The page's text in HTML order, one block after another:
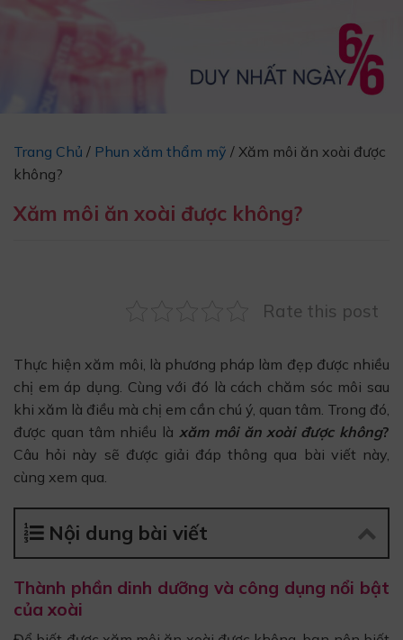
Trang Chủ / Phun xăm thẩm mỹ / Xăm môi ăn xoài được
không?
Xăm môi ăn xoài được không?
Rate this post
Thực hiện xăm môi, là phương pháp làm đẹp được nhiều
chị em áp dụng. Cùng với đó là cách chăm sóc môi sau
khi xăm là điều mà chị em cần chú ý, quan tâm. Trong đó,
được quan tâm nhiều là xăm môi ăn xoài được không?
Câu hỏi này sẽ được giải đáp thông qua bài viết này,
cùng xem qua.
Nội dung bài viết
Thành phần dinh dưỡng và công dụng nổi bật
của xoài